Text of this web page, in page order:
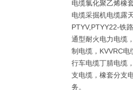
电缆氯化聚乙烯橡
电缆采掘机电缆露
PTYV,PTYY22-铁
通型耐火电力电缆
制电缆，KVVRC
行车电缆丁腈电缆
支电缆，橡套分支
务。